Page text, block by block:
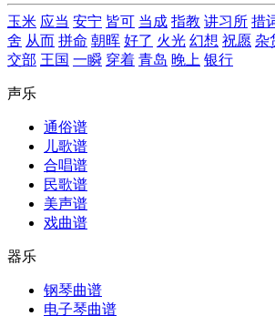
玉米 应当 安宁 皆可 当成 指教 讲习所 措
舍 从而 拼命 朝晖 好了 火光 幻想 祝愿 杂
交部 王国 一瞬 穿着 青岛 晚上 银行
声乐
通俗谱
儿歌谱
合唱谱
民歌谱
美声谱
戏曲谱
器乐
钢琴曲谱
电子琴曲谱